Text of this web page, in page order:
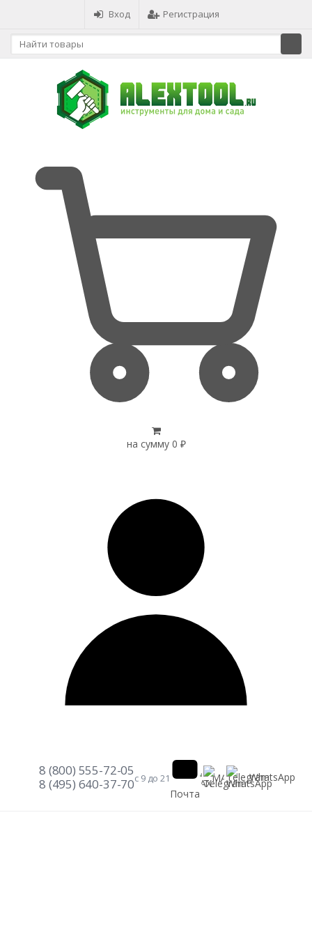
Вход Регистрация
на сумму 0 ₽
8 (800) 555-72-05
8 (495) 640-37-70с 9 до 21
Почта
MAXTelegramWhatsApp